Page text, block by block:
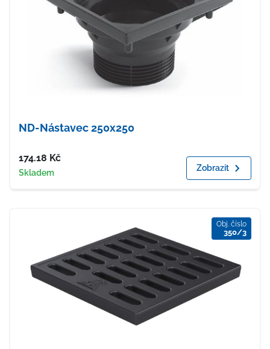
ND-Nástavec 250x250
Cena
174.18 Kč
Dostupnost
Skladem Zobrazit
Obj. číslo
350/3